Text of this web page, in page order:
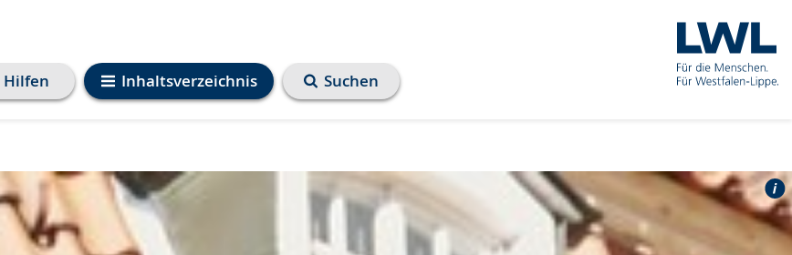
Inhaltsverzeichnis
Hilfen Suchen